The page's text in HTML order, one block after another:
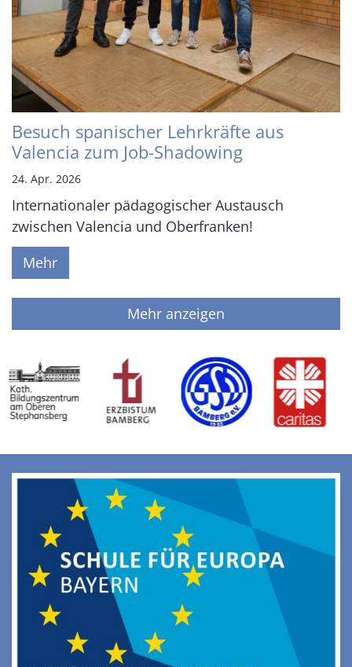
Besuch spanischer Lehrkräfte aus
Valencia zum Job-Shadowing
24. Apr. 2026
Internationaler pädagogischer Austausch
zwischen Valencia und Oberfranken!
Mehr
Mehr anzeigen